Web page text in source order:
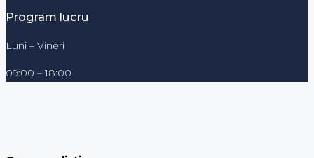
Program lucru
Luni – Vineri
09:00 – 18:00